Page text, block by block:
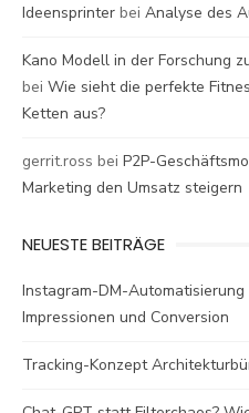
Ideensprinter bei Analyse des
Kano Modell in der Forschung
bei Wie sieht die perfekte
Ketten aus?
gerrit.ross bei P2P-
Marketing den Umsatz steigern
NEUESTE BEITRÄGE
Instagram-DM-
Impressionen und Conversion
Tracking-Konzept